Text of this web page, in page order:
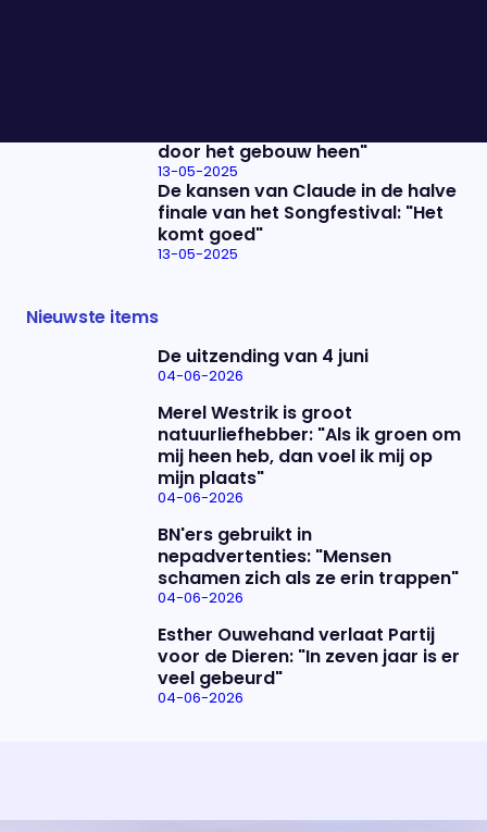
door het gebouw heen"
13-05-2025
De kansen van Claude in de halve
finale van het Songfestival: "Het
komt goed"
13-05-2025
Nieuwste items
De uitzending van 4 juni
04-06-2026
Merel Westrik is groot
natuurliefhebber: "Als ik groen om
mij heen heb, dan voel ik mij op
mijn plaats"
04-06-2026
BN'ers gebruikt in
nepadvertenties: "Mensen
schamen zich als ze erin trappen"
04-06-2026
Esther Ouwehand verlaat Partij
voor de Dieren: "In zeven jaar is er
veel gebeurd"
04-06-2026